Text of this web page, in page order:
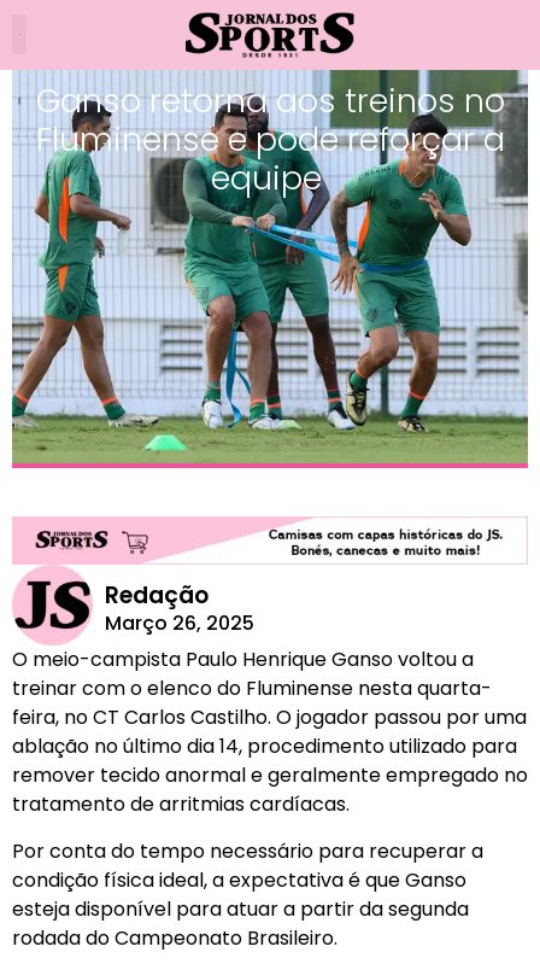
Ganso retorna aos treinos no
Fluminense e pode reforçar a
equipe
Redação
Março 26, 2025
O meio-campista Paulo Henrique Ganso voltou a
treinar com o elenco do Fluminense nesta quarta-
feira, no CT Carlos Castilho. O jogador passou por uma
ablação no último dia 14, procedimento utilizado para
remover tecido anormal e geralmente empregado no
tratamento de arritmias cardíacas.
Por conta do tempo necessário para recuperar a
condição física ideal, a expectativa é que Ganso
esteja disponível para atuar a partir da segunda
rodada do Campeonato Brasileiro.